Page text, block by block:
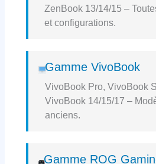
ZenBook 13/14/15 –
et configurations.
Gamme VivoBook
VivoBook Pro, VivoBook
VivoBook 14/15/17 –
anciens.
Gamme ROG